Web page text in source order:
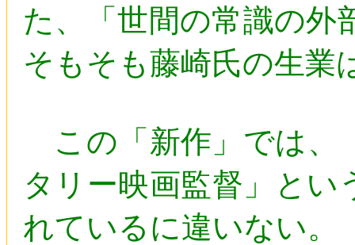
た、「世間の常識の
そもそも藤崎氏の生業
この「新作」では、
タリー映画監督」と
れているに違いない。